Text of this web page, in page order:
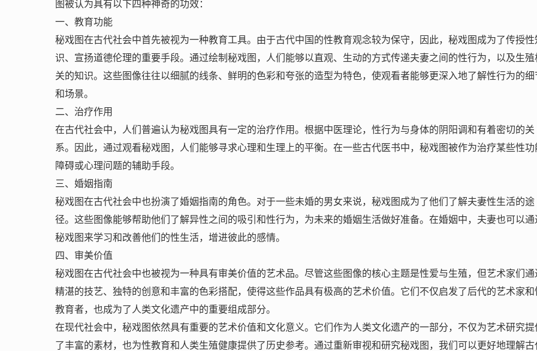
图被认为具有以下四种神奇的功效：
一、教育功能
秘戏图在古代社会中首先被视为一种教育工具。由于古代中国的性教育观念较为保守，因此，秘戏图成为了传授性
识、宣扬道德伦理的重要手段。通过绘制秘戏图，人们能够以直观、生动的方式传递夫妻之间的性行为，以及生殖
关的知识。这些图像往往以细腻的线条、鲜明的色彩和夸张的造型为特色，使观看者能够更深入地了解性行为的细
和场景。
二、治疗作用
在古代社会中，人们普遍认为秘戏图具有一定的治疗作用。根据中医理论，性行为与身体的阴阳调和有着密切的关
系。因此，通过观看秘戏图，人们能够寻求心理和生理上的平衡。在一些古代医书中，秘戏图被作为治疗某些性功
障碍或心理问题的辅助手段。
三、婚姻指南
秘戏图在古代社会中也扮演了婚姻指南的角色。对于一些未婚的男女来说，秘戏图成为了他们了解夫妻性生活的途
径。这些图像能够帮助他们了解异性之间的吸引和性行为，为未来的婚姻生活做好准备。在婚姻中，夫妻也可以通
秘戏图来学习和改善他们的性生活，增进彼此的感情。
四、审美价值
秘戏图在古代社会中也被视为一种具有审美价值的艺术品。尽管这些图像的核心主题是性爱与生殖，但艺术家们通
精湛的技艺、独特的创意和丰富的色彩搭配，使得这些作品具有极高的艺术价值。它们不仅启发了后代的艺术家和
教育者，也成为了人类文化遗产中的重要组成部分。
在现代社会中，秘戏图依然具有重要的艺术价值和文化意义。它们作为人类文化遗产的一部分，不仅为艺术研究提
了丰富的素材，也为性教育和人类生殖健康提供了历史参考。通过重新审视和研究秘戏图，我们可以更好地理解古